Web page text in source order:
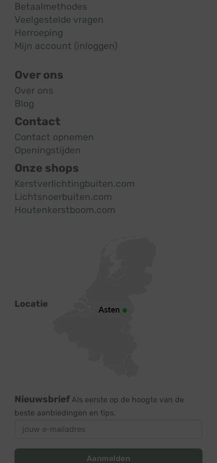
Betaalmethodes
Veelgestelde vragen
Herroeping
Mijn account (inloggen)
Over ons
Over ons
Blog
Contact
Contact opnemen
Openingstijden
Onze shops
Kerstverlichtingbuiten.com
Lichtsnoerbuiten.com
Houtenkerstboom.com
Locatie
Nieuwsbrief Als eerste op de hoogte van de
beste aanbiedingen en tips.
Aanmelden